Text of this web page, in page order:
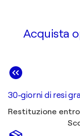
Acquista
30-giorni di resi
Restituzione